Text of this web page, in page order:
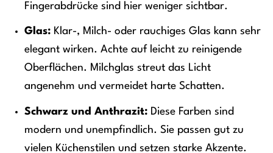
Fingerabdrücke sind hier weniger sichtbar.
Glas:Klar-, Milch- oder rauchiges Glas kann sehr
elegant wirken. Achte auf leicht zu reinigende
Oberflächen. Milchglas streut das Licht
angenehm und vermeidet harte Schatten.
Schwarz und Anthrazit:Diese Farben sind
modern und unempfindlich. Sie passen gut zu
vielen Küchenstilen und setzen starke Akzente.